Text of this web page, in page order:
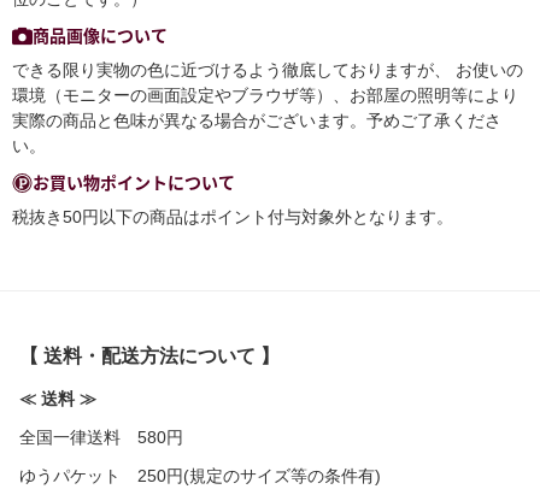
商品画像について
できる限り実物の色に近づけるよう徹底しておりますが、 お使いの
環境（モニターの画面設定やブラウザ等）、お部屋の照明等により
実際の商品と色味が異なる場合がございます。予めご了承くださ
い。
お買い物ポイントについて
税抜き50円以下の商品はポイント付与対象外となります。
【 送料・配送方法について 】
≪ 送料 ≫
全国一律送料 580円
ゆうパケット 250円(規定のサイズ等の条件有)